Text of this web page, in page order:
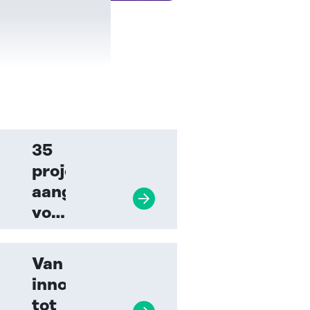
35
projecten
aangemeld
voor
Innovatieprijs
Toezicht
en
Handhaving
Lees verder
Van
innovatieprijs
tot